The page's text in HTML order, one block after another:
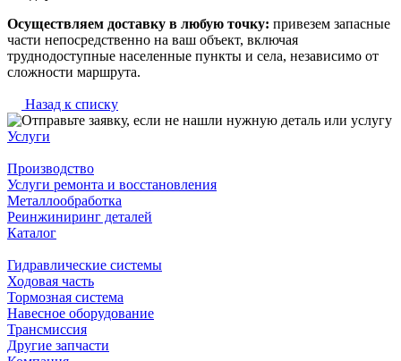
Осуществляем доставку в любую точку: привезем запасные
части непосредственно на ваш объект, включая
труднодоступные населенные пункты и села, независимо от
сложности маршрута.
Назад к списку
Услуги
Производство
Услуги ремонта и восстановления
Металлообработка
Реинжиниринг деталей
Каталог
Гидравлические системы
Ходовая часть
Тормозная система
Навесное оборудование
Трансмиссия
Другие запчасти